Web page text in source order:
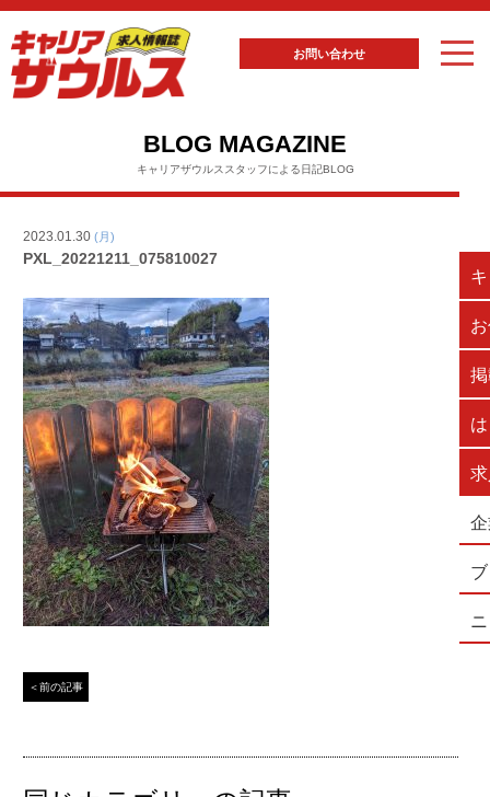
お問い合わせ
BLOG MAGAZINE
キャリアザウルススタッフによる日記BLOG
2023.01.30 (月)
PXL_20221211_075810027
＜前の記事